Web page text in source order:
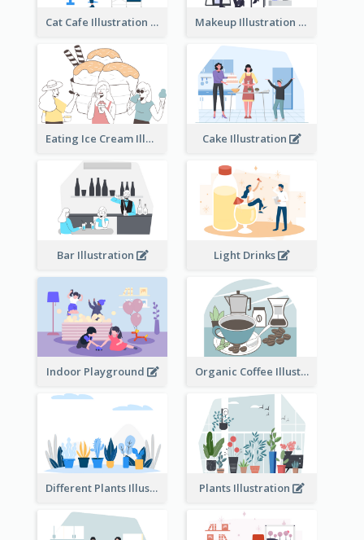
Cat Cafe Illustration Makeup Illustration
Eating Ice Cream Illustration Cake Illustration
Bar Illustration Light Drinks
Indoor Playground Organic Coffee Illustration
Different Plants Illustration Plants Illustration